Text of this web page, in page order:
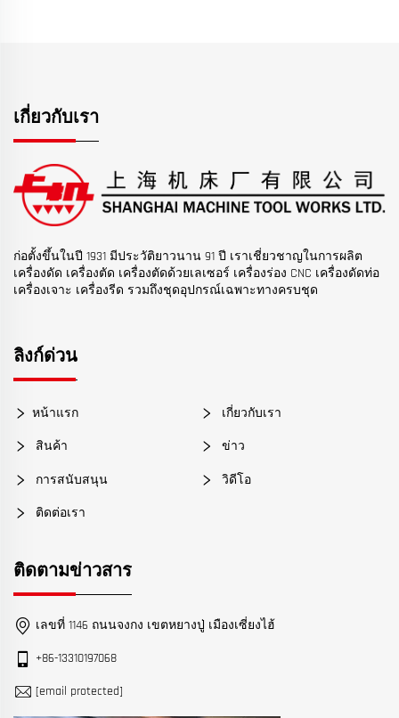
เกี่ยวกับเรา
ก่อตั้งขึ้นในปี 1931 มีประวัติยาวนาน 91 ปี เราเชี่ยวชาญในการผลิต
เครื่องดัด เครื่องตัด เครื่องตัดด้วยเลเซอร์ เครื่องร่อง CNC เครื่องดัดท่อ
เครื่องเจาะ เครื่องรีด รวมถึงชุดอุปกรณ์เฉพาะทางครบชุด
ลิงก์ด่วน
หน้าแรก เกี่ยวกับเรา
สินค้า ข่าว
การสนับสนุน วิดีโอ
ติดต่อเรา
ติดตามข่าวสาร
เลขที่ 1146 ถนนจงกง เขตหยางปู่ เมืองเซี่ยงไฮ้
+86-13310197068
[email protected]